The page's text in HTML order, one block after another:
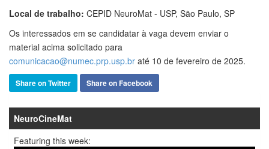
Local de trabalho: CEPID NeuroMat - USP, São Paulo, SP
Os interessados em se candidatar à vaga devem enviar o
material acima solicitado para
comunicacao@numec.prp.usp.br até 10 de fevereiro de 2025.
Share on Twitter Share on Facebook
NeuroCineMat
Featuring this week: